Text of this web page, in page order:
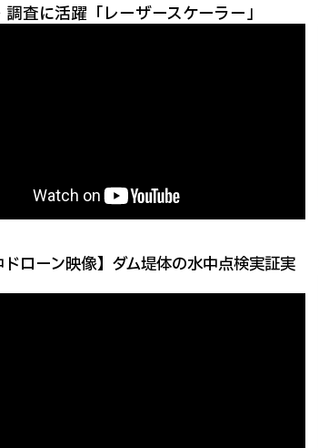
査に活躍「レーザースケーラー」
ローン映像】ダム堤体の水中点検実証実